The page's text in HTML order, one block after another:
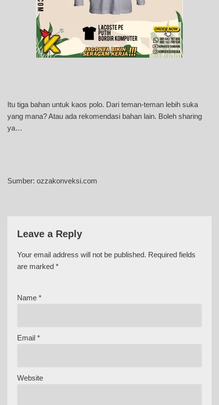
Itu tiga bahan untuk kaos polo. Dari teman-teman lebih suka
yang mana? Atau ada rekomendasi bahan lain. Boleh sharing
ya…
Sumber: ozzakonveksi.com
Leave a Reply
Your email address will not be published. Required fields
are marked *
Name *
Email *
Website